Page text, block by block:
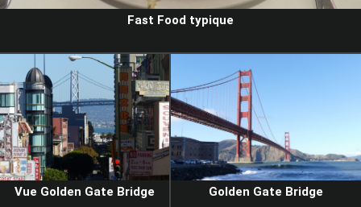
Fast Food typique
Vue Golden Gate Bridge Golden Gate Bridge